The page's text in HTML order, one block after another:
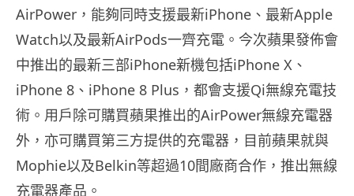
AirPower，能夠同時支援最新iPhone、最新Apple
Watch以及最新AirPods一齊充電。今次蘋果發佈會
中推出的最新三部iPhone新機包括iPhone X、
iPhone 8、iPhone 8 Plus，都會支援Qi無線充電技
術。用戶除可購買蘋果推出的AirPower無線充電器
外，亦可購買第三方提供的充電器，目前蘋果就與
Mophie以及Belkin等超過10間廠商合作，推出無線
充電器產品。